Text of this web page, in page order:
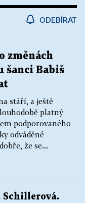
ODEBÍRAT
změnách
šanci Babiš
stáří, a ještě
platný
podporovaného
odváděné
že se...
Schillerová.